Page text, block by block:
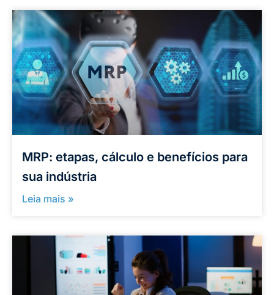
MRP: etapas, cálculo e benefícios para
sua indústria
Leia mais »